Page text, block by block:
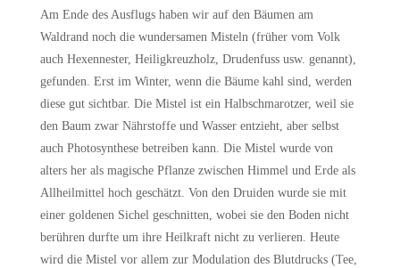
Am Ende des Ausflugs haben wir auf den Bäumen am
Waldrand noch die wundersamen Misteln (früher vom Volk
auch Hexennester, Heiligkreuzholz, Drudenfuss usw. genannt),
gefunden. Erst im Winter, wenn die Bäume kahl sind, werden
diese gut sichtbar. Die Mistel ist ein Halbschmarotzer, weil sie
den Baum zwar Nährstoffe und Wasser entzieht, aber selbst
auch Photosynthese betreiben kann. Die Mistel wurde von
alters her als magische Pflanze zwischen Himmel und Erde als
Allheilmittel hoch geschätzt. Von den Druiden wurde sie mit
einer goldenen Sichel geschnitten, wobei sie den Boden nicht
berühren durfte um ihre Heilkraft nicht zu verlieren. Heute
wird die Mistel vor allem zur Modulation des Blutdrucks (Tee,